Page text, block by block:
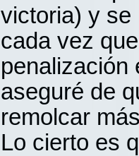
victoria) y se
cada vez
penalización
aseguré de
remolcar
Lo cierto es